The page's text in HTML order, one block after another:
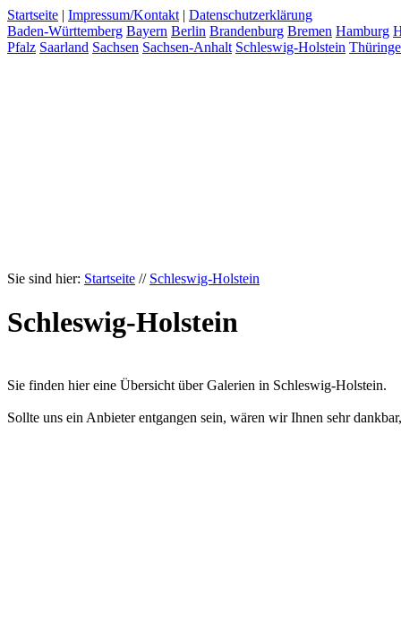
Startseite | Impressum/Kontakt | Datenschutzerklärung
Baden-Württemberg Bayern Berlin Brandenburg Bremen Hamburg
Pfalz Saarland Sachsen Sachsen-Anhalt Schleswig-Holstein
Sie sind hier: Startseite // Schleswig-Holstein
Schleswig-Holstein
Sie finden hier eine Übersicht über Galerien in Schleswig-Holstein.
Sollte uns ein Anbieter entgangen sein, wären wir Ihnen sehr